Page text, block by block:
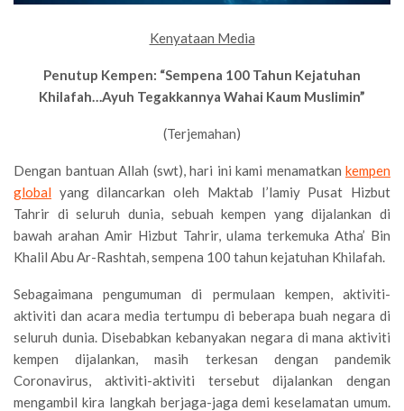
Kenyataan Media
Penutup Kempen: “Sempena 100 Tahun Kejatuhan
Khilafah…Ayuh Tegakkannya Wahai Kaum Muslimin”
(Terjemahan)
Dengan bantuan Allah (swt), hari ini kami menamatkan kempen
global yang dilancarkan oleh Maktab I’lamiy Pusat Hizbut
Tahrir di seluruh dunia, sebuah kempen yang dijalankan di
bawah arahan Amir Hizbut Tahrir, ulama terkemuka Atha’ Bin
Khalil Abu Ar-Rashtah, sempena 100 tahun kejatuhan Khilafah.
Sebagaimana pengumuman di permulaan kempen, aktiviti-
aktiviti dan acara media tertumpu di beberapa buah negara di
seluruh dunia. Disebabkan kebanyakan negara di mana aktiviti
kempen dijalankan, masih terkesan dengan pandemik
Coronavirus, aktiviti-aktiviti tersebut dijalankan dengan
mengambil kira langkah berjaga-jaga demi keselamatan umum.